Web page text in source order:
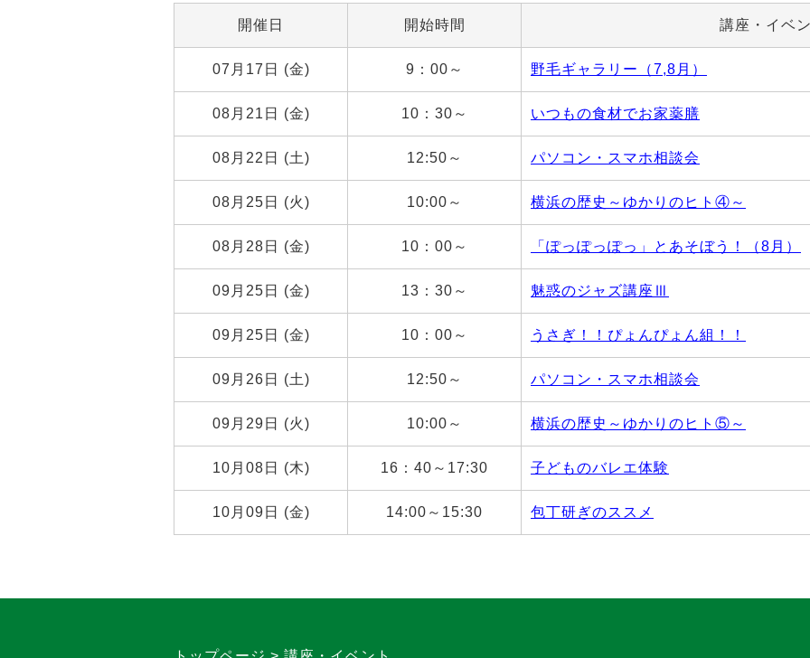
開催日 開始時間 講座・イベ
07月17日 (金) 9：00～ 野毛ギャラリー（7,8月）
08月21日 (金) 10：30～ いつもの食材でお家薬膳
08月22日 (土) 12:50～ パソコン・スマホ相談会
08月25日 (火) 10:00～ 横浜の歴史～ゆかりのヒト④～
08月28日 (金) 10：00～ 「ぽっぽっぽっ」とあそぼう！（8月）
09月25日 (金) 13：30～ 魅惑のジャズ講座Ⅲ
09月25日 (金) 10：00～ うさぎ！！ぴょんぴょん組！！
09月26日 (土) 12:50～ パソコン・スマホ相談会
09月29日 (火) 10:00～ 横浜の歴史～ゆかりのヒト⑤～
10月08日 (木) 16：40～17:30 子どものバレエ体験
10月09日 (金) 14:00～15:30 包丁研ぎのススメ